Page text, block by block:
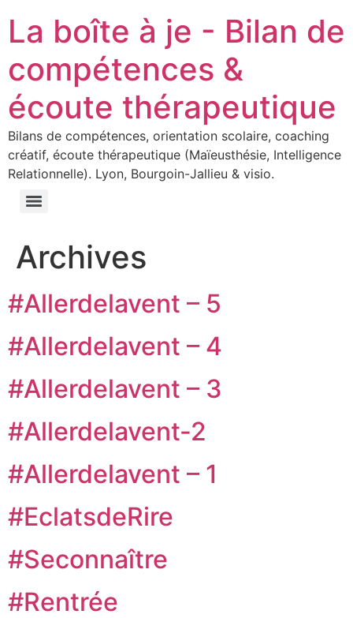
La boîte à je - Bilan de
compétences &
écoute thérapeutique
Bilans de compétences, orientation scolaire, coaching
créatif, écoute thérapeutique (Maïeusthésie, Intelligence
Relationnelle). Lyon, Bourgoin-Jallieu & visio.
Archives
#Allerdelavent – 5
#Allerdelavent – 4
#Allerdelavent – 3
#Allerdelavent-2
#Allerdelavent – 1
#EclatsdeRire
#Seconnaître
#Rentrée